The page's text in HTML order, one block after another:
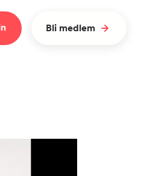
Bli medlem
Stäng meny